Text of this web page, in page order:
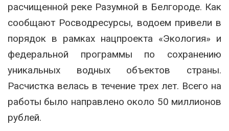
расчищенной реке Разумной в Белгороде. Как
сообщают Росводресурсы, водоем привели в
порядок в рамках нацпроекта «Экология» и
федеральной программы по сохранению
уникальных водных объектов страны.
Расчистка велась в течение трех лет. Всего на
работы было направлено около 50 миллионов
рублей.